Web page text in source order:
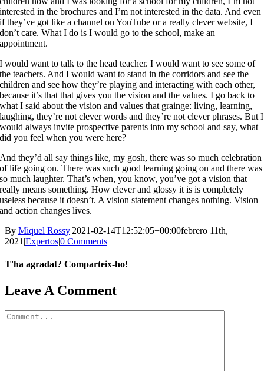
interested in the brochures and I’m not interested in the data. And even
if they’ve got like a channel on YouTube or a really clever website, I
don’t care. What I do is I would go to the school, make an
appointment.
I would want to talk to the head teacher. I would want to see some of
the teachers. And I would want to stand in the corridors and see the
children and see how they’re playing and interacting with each other,
because it’s that that gives you the vision and the values. I go back to
what I said about the vision and values that grainge: living, learning,
laughing, they’re not clever words and they’re not clever phrases. But I
would always invite prospective parents into my school and say, what
did you feel when you were here?
And they’d all say things like, my gosh, there was so much celebration
of life going on. There was such good learning going on and there was
so much laughter. That’s when, you know, you’ve got a vision that
really means something. How clever and glossy it is is completely
useless because it doesn’t. A vision statement changes nothing. Vision
and action changes lives.
By Miquel Rossy|2021-02-14T12:52:05+00:00febrero 11th,
2021 |Expertos|0 Comments
T'ha agradat? Comparteix-ho!
Facebook
X
LinkedIn
WhatsApp
Telegram
Email
Leave A Comment
Comment